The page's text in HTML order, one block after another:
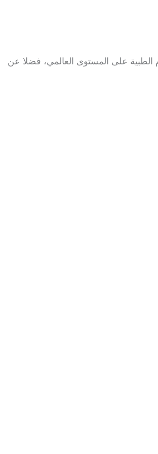
الطبية على المستوى العالمي، فضلا عن